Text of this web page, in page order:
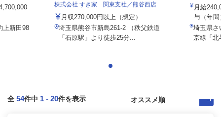
上新田98
株式会社 すき家 関東支社／熊谷西店
月収270,000円以上（想定）
埼玉県熊谷市新島261-2 （秩父鉄道
「石原駅」より徒歩25分...
月給
与（年
埼玉県さ
京線「北
全 54件中 1 - 20件を表示